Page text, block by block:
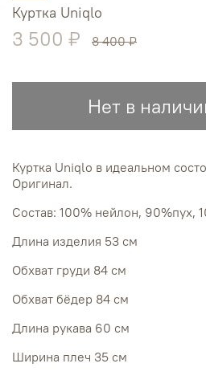
Куртка Uniqlo
3 500 ₽ 8 400 ₽
Нет в
Куртка Uniqlo в идеальном
Оригинал.
Состав: 100% нейлон, 90%пух,
Длина изделия 53 см
Обхват груди 84 см
Обхват бёдер 84 см
Длина рукава 60 см
Ширина плеч 35 см